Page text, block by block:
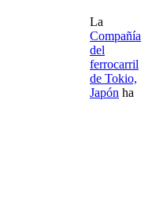
La
Compañía
del
ferrocarril
de Tokio,
Japón ha